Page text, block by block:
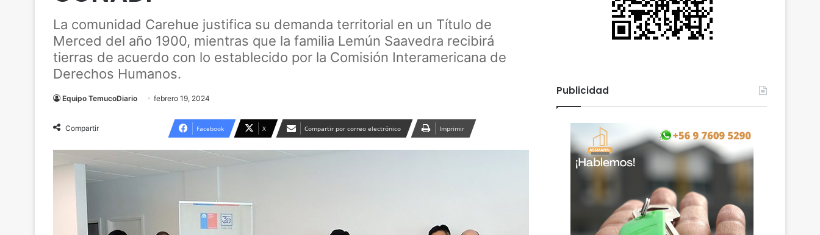
La comunidad Carehue justifica su demanda territorial en un Título de
Merced del año 1900, mientras que la familia Lemún Saavedra recibirá
tierras de acuerdo con lo establecido por la Comisión Interamericana de
Derechos Humanos.
Equipo TemucoDiario febrero 19, 2024
Compartir Facebook X Compartir por correo electrónico Imprimir
Publicidad